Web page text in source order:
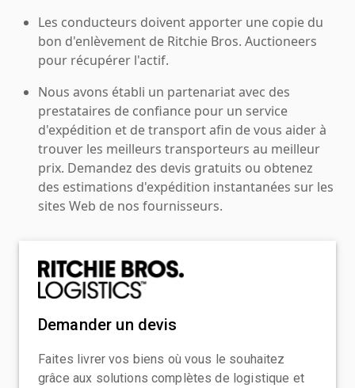
Les conducteurs doivent apporter une copie du
bon d'enlèvement de Ritchie Bros. Auctioneers
pour récupérer l'actif.
Nous avons établi un partenariat avec des
prestataires de confiance pour un service
d'expédition et de transport afin de vous aider à
trouver les meilleurs transporteurs au meilleur
prix. Demandez des devis gratuits ou obtenez
des estimations d'expédition instantanées sur les
sites Web de nos fournisseurs.
Demander un devis
Faites livrer vos biens où vous le souhaitez
grâce aux solutions complètes de logistique et